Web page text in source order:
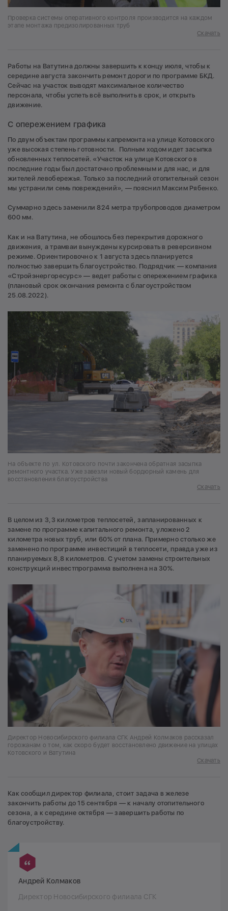
Проверка системы оперативного контроля производится на каждом
этапе монтажа предизолированных труб
Скачать
Работы на Ватутина должны завершить к концу июля, чтобы к
середине августа закончить ремонт дороги по программе БКД.
Сейчас на участок выводят максимальное количество
персонала, чтобы успеть всё выполнить в срок, и открыть
движение.
С опережением графика
По двум объектам программы капремонта на улице Котовского
уже высокая степень готовности. Полным ходом идет засыпка
обновленных теплосетей. «Участок на улице Котовского в
последние годы был достаточно проблемным и для нас, и для
жителей левобережья. Только за последний отопительный сезон
мы устранили семь повреждений», — пояснил Максим Рябенко.
Суммарно здесь заменили 824 метра трубопроводов диаметром
600 мм.
Как и на Ватутина, не обошлось без перекрытия дорожного
движения, а трамваи вынуждены курсировать в реверсивном
режиме. Ориентировочно к 1 августа здесь планируется
полностью завершить благоустройство. Подрядчик — компания
«Стройэнергоресурс» — ведет работы с опережением графика
(плановый срок окончания ремонта с благоустройством
25.08.2022).
На объекте по ул. Котовского почти закончена обратная засыпка
ремонтного участка. Уже завезли новый бордюрный камень для
восстановления благоустройства
Скачать
В целом из 3,3 километров теплосетей, запланированных к
замене по программе капитального ремонта, уложено 2
километра новых труб, или 60% от плана. Примерно столько же
заменено по программе инвестиций в теплосети, правда уже из
планируемых 8,8 километров. С учетом замены строительных
конструкций инвестпрограмма выполнена на 30%.
Директор Новосибирского филиала СГК Андрей Колмаков рассказал
горожанам о том, как скоро будет восстановлено движение на улицах
Котовского и Ватутина
Скачать
Как сообщил директор филиала, стоит задача в железе
закончить работы до 15 сентября — к началу отопительного
сезона, а к середине октября — завершить работы по
благоустройству.
Андрей Колмаков
Директор Новосибирского филиала СГК